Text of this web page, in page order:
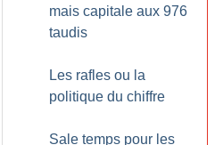
mais capitale aux 976
taudis
Les rafles ou la
politique du chiffre
Sale temps pour les